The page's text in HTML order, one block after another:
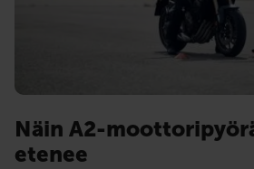
Näin A2-
etenee